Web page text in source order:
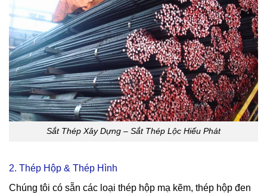
Sắt Thép Xây Dựng – Sắt Thép Lộc Hiếu Phát
2. Thép Hộp & Thép Hình
Chúng tôi có sẵn các loại thép hộp mạ kẽm, thép hộp đen